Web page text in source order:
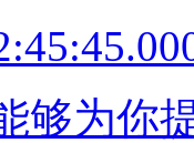
够为你